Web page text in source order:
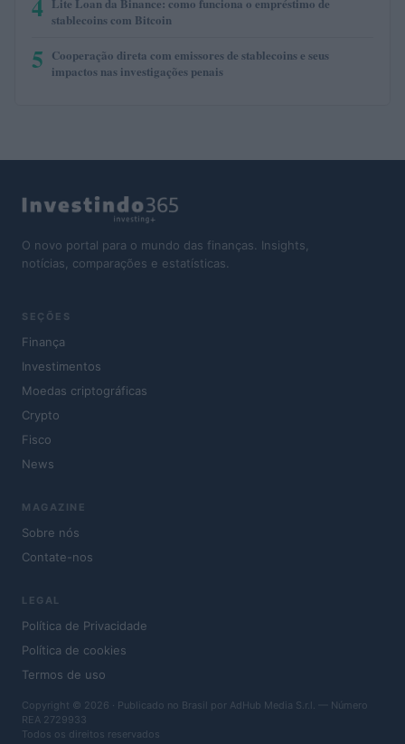
4 stablecoins com Bitcoin
5 Cooperação direta com emissores de stablecoins e seus
impactos nas investigações penais
O novo portal para o mundo das finanças. Insights,
notícias, comparações e estatísticas.
SEÇÕES
Finança
Investimentos
Moedas criptográficas
Crypto
Fisco
News
MAGAZINE
Sobre nós
Contate-nos
LEGAL
Política de Privacidade
Política de cookies
Termos de uso
Copyright © 2026 · Publicado no Brasil por AdHub Media S.r.l. — Número
REA 2729933
Todos os direitos reservados